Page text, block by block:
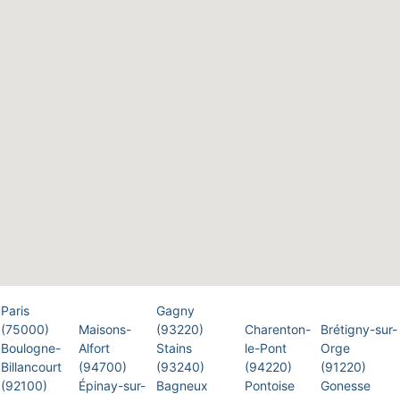
Paris
(75000)
Boulogne-
Billancourt
(92100)
Maisons-
Alfort
(94700)
Épinay-sur-
Gagny
(93220)
Stains
(93240)
Bagneux
Charenton-
le-Pont
(94220)
Pontoise
Brétigny-sur-
Orge
(91220)
Gonesse